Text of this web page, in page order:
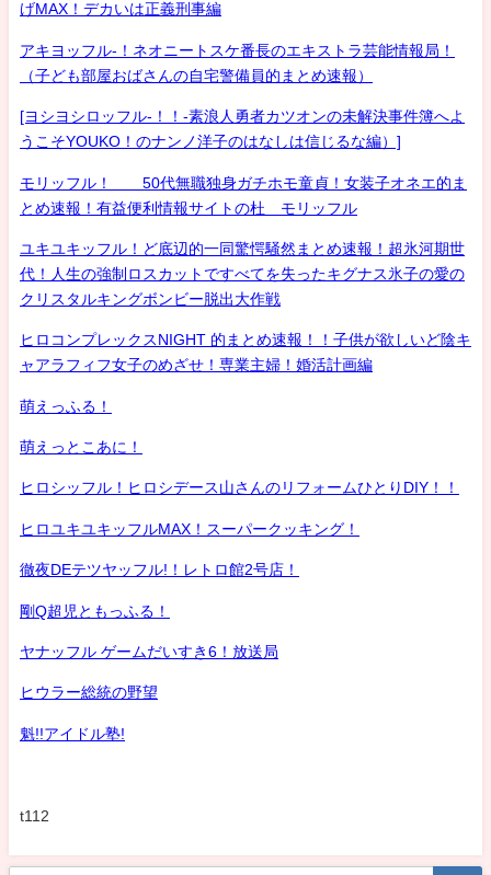
げMAX！デカいは正義刑事編
アキヨッフル-！ネオニートスケ番長のエキストラ芸能情報局！
（子ども部屋おばさんの自宅警備員的まとめ速報）
[ヨシヨシロッフル-！！-素浪人勇者カツオンの未解決事件簿へよ
うこそYOUKO！のナンノ洋子のはなしは信じるな編）]
モリッフル！ 50代無職独身ガチホモ童貞！女装子オネエ的ま
とめ速報！有益便利情報サイトの杜 モリッフル
ユキユキッフル！ど底辺的一同驚愕騒然まとめ速報！超氷河期世
代！人生の強制ロスカットですべてを失ったキグナス氷子の愛の
クリスタルキングボンビー脱出大作戦
ヒロコンプレックスNIGHT 的まとめ速報！！子供が欲しいど陰キ
ャアラフィフ女子のめざせ！専業主婦！婚活計画編
萌えっふる！
萌えっとこあに！
ヒロシッフル！ヒロシデース山さんのリフォームひとりDIY！！
ヒロユキユキッフルMAX！スーパークッキング！
徹夜DEテツヤッフル!！レトロ館2号店！
剛Q超児ともっふる！
ヤナッフル ゲームだいすき6！放送局
ヒウラー総統の野望
魁!!アイドル塾!
t112